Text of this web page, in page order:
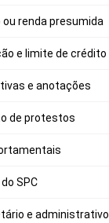
renda presumida
e limite de crédito
e anotações
de protestos
SPC
e administrativo